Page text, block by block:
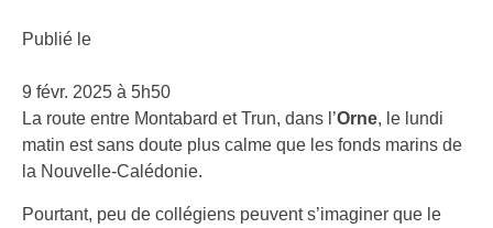
Publié le
9 févr. 2025 à 5h50
La route entre Montabard et Trun, dans l’Orne, le lundi
matin est sans doute plus calme que les fonds marins de
la Nouvelle-Calédonie.
Pourtant, peu de collégiens peuvent s’imaginer que le